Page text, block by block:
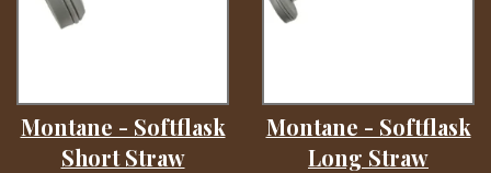
Montane - Softflask
Short Straw
Montane - Softflask
Long Straw